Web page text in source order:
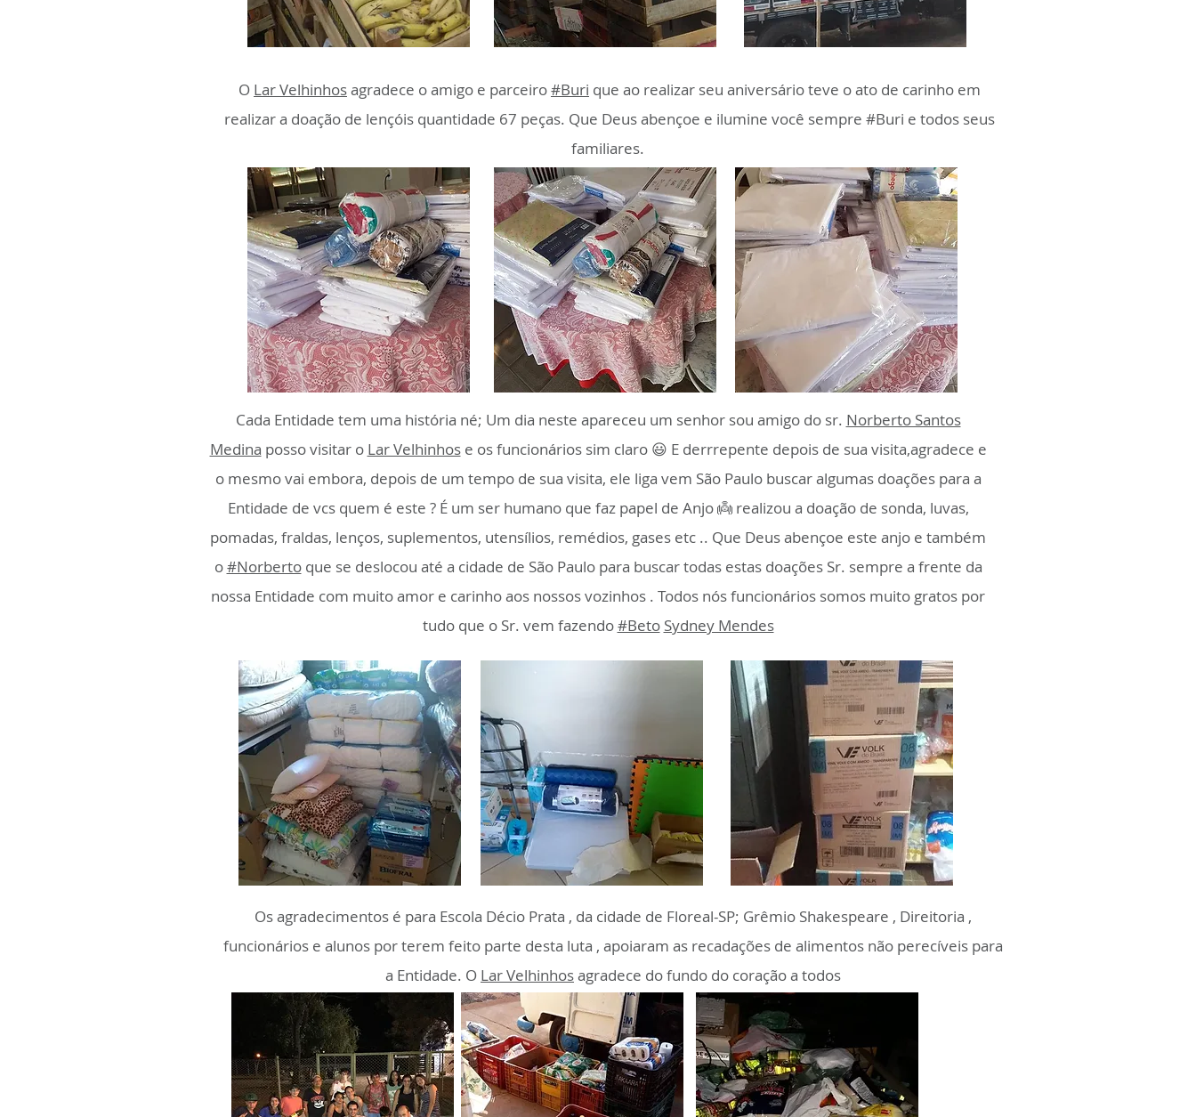
O Lar Velhinhosagradece o amigo e parceiro#Buri que ao realizar seu aniversário teve o ato de carinho em
realizar a doação de lençóis quantidade 67 peças. Que Deus abençoe e ilumine você sempre #Buri e todos seus
familiares.
Cada Entidade tem uma história né; Um dia neste apareceu um senhor sou amigo do sr. Norberto Santos
Medina posso visitar o Lar Velhinhose os funcionários sim claro 😃 E derrrepente depois de sua visita,agradece e
o mesmo vai embora, depois de um tempo de sua visita, ele liga vem São Paulo buscar algumas doações para a
Entidade de vcs quem é este ? É um ser humano que faz papel de Anjo 👼 realizou a doação de sonda, luvas,
pomadas, fraldas, lenços, suplementos, utensílios, remédios, gases etc .. Que Deus abençoe este anjo e também
o#Norbertoque se deslocou até a cidade de São Paulo para buscar todas estas doações Sr. sempre a frente da
nossa Entidade com muito amor e carinho aos nossos vozinhos . Todos nós funcionários somos muito gratos por
tudo que o Sr. vem fazendo#Beto Sydney Mendes
Os agradecimentos é para Escola Décio Prata , da cidade de Floreal-SP; Grêmio Shakespeare , Direitoria ,
funcionários e alunos por terem feito parte desta luta , apoiaram as recadações de alimentos não perecíveis para
a Entidade. O Lar Velhinhosagradece do fundo do coração a todos